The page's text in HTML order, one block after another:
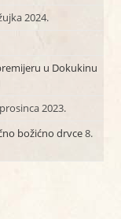
2024.
u Dokukinu
2023.
božićno drvce8.